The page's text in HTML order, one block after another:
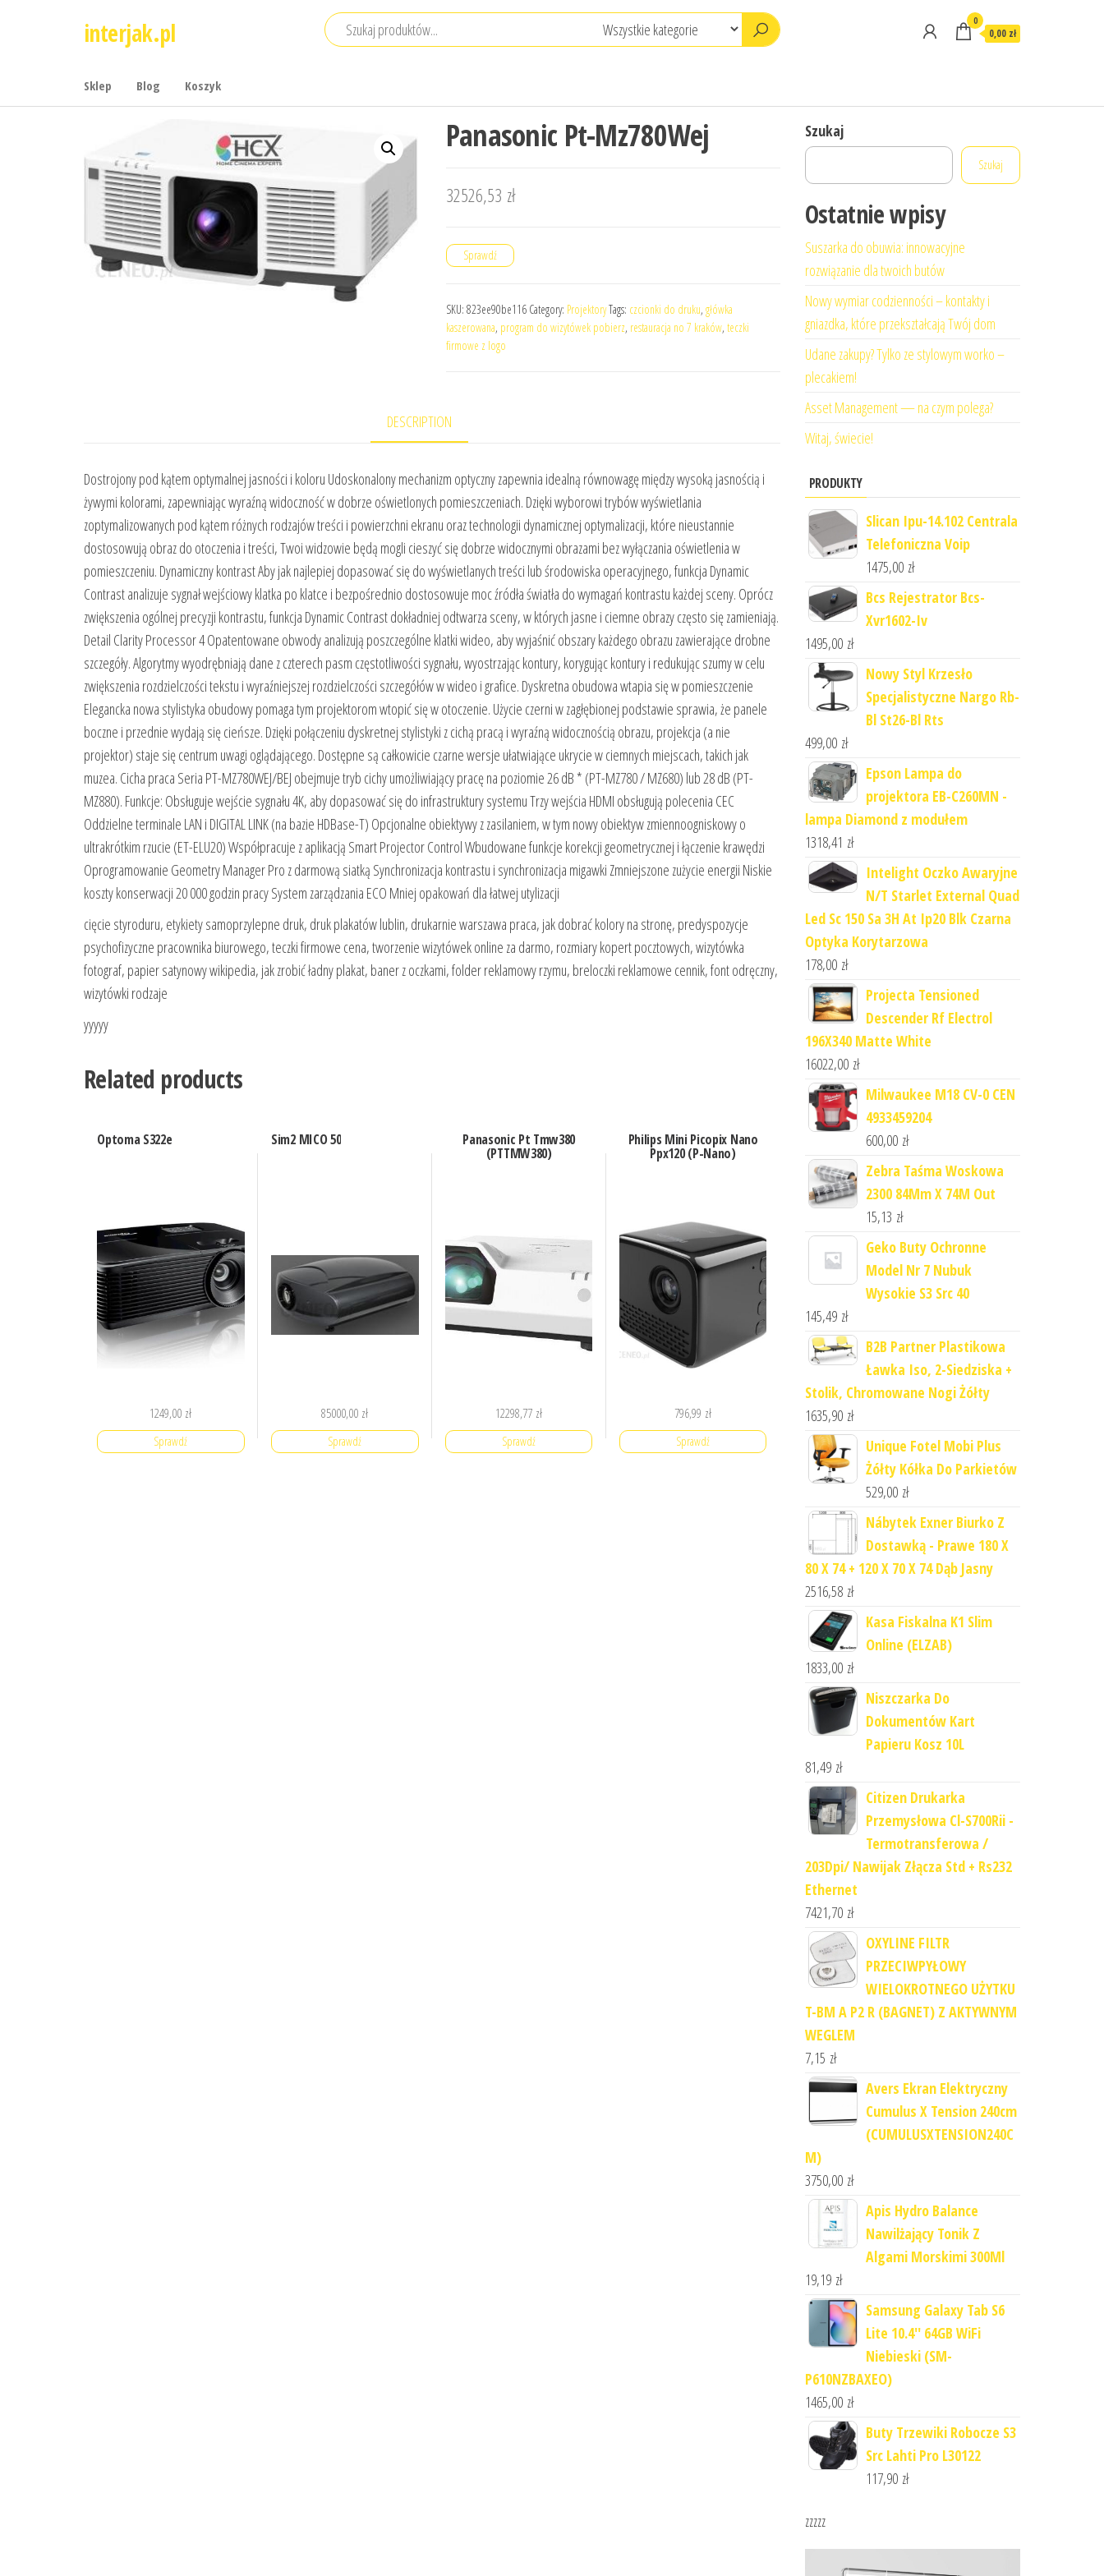
interjak.pl 0
0,00 zł
Sklep Blog Koszyk
Panasonic Pt-Mz780Wej
32526,53 zł
Sprawdź
SKU: 823ee90be116 Category: ProjektoryTags: czcionki do druku, główka
kaszerowana, program do wizytówek pobierz, restauracja no 7 kraków, teczki
firmowe z logo
DESCRIPTION
Dostrojony pod kątem optymalnej jasności i koloru Udoskonalony mechanizm optyczny zapewnia idealną równowagę między wysoką jasnością i
żywymi kolorami, zapewniając wyraźną widoczność w dobrze oświetlonych pomieszczeniach. Dzięki wyborowi trybów wyświetlania
zoptymalizowanych pod kątem różnych rodzajów treści i powierzchni ekranu oraz technologii dynamicznej optymalizacji, które nieustannie
dostosowują obraz do otoczenia i treści, Twoi widzowie będą mogli cieszyć się dobrze widocznymi obrazami bez wyłączania oświetlenia w
pomieszczeniu. Dynamiczny kontrast Aby jak najlepiej dopasować się do wyświetlanych treści lub środowiska operacyjnego, funkcja Dynamic
Contrast analizuje sygnał wejściowy klatka po klatce i bezpośrednio dostosowuje moc źródła światła do wymagań kontrastu każdej sceny. Oprócz
zwiększenia ogólnej precyzji kontrastu, funkcja Dynamic Contrast dokładniej odtwarza sceny, w których jasne i ciemne obrazy często się zamieniają.
Detail Clarity Processor 4 Opatentowane obwody analizują poszczególne klatki wideo, aby wyjaśnić obszary każdego obrazu zawierające drobne
szczegóły. Algorytmy wyodrębniają dane z czterech pasm częstotliwości sygnału, wyostrzając kontury, korygując kontury i redukując szumy w celu
zwiększenia rozdzielczości tekstu i wyraźniejszej rozdzielczości szczegółów w wideo i grafice. Dyskretna obudowa wtapia się w pomieszczenie
Elegancka nowa stylistyka obudowy pomaga tym projektorom wtopić się w otoczenie. Użycie czerni w zagłębionej podstawie sprawia, że panele
boczne i przednie wydają się cieńsze. Dzięki połączeniu dyskretnej stylistyki z cichą pracą i wyraźną widocznością obrazu, projekcja (a nie
projektor) staje się centrum uwagi oglądającego. Dostępne są całkowicie czarne wersje ułatwiające ukrycie w ciemnych miejscach, takich jak
muzea. Cicha praca Seria PT-MZ780WEJ/BEJ obejmuje tryb cichy umożliwiający pracę na poziomie 26 dB * (PT-MZ780 / MZ680) lub 28 dB (PT-
MZ880). Funkcje: Obsługuje wejście sygnału 4K, aby dopasować się do infrastruktury systemu Trzy wejścia HDMI obsługują polecenia CEC
Oddzielne terminale LAN i DIGITAL LINK (na bazie HDBase-T) Opcjonalne obiektywy z zasilaniem, w tym nowy obiektyw zmiennoogniskowy o
ultrakrótkim rzucie (ET-ELU20) Współpracuje z aplikacją Smart Projector Control Wbudowane funkcje korekcji geometrycznej i łączenie krawędzi
Oprogramowanie Geometry Manager Pro z darmową siatką Synchronizacja kontrastu i synchronizacja migawki Zmniejszone zużycie energii Niskie
koszty konserwacji 20 000 godzin pracy System zarządzania ECO Mniej opakowań dla łatwej utylizacji
cięcie styroduru, etykiety samoprzylepne druk, druk plakatów lublin, drukarnie warszawa praca, jak dobrać kolory na stronę, predyspozycje
psychofizyczne pracownika biurowego, teczki firmowe cena, tworzenie wizytówek online za darmo, rozmiary kopert pocztowych, wizytówka
fotograf, papier satynowy wikipedia, jak zrobić ładny plakat, baner z oczkami, folder reklamowy rzymu, breloczki reklamowe cennik, font odręczny,
wizytówki rodzaje
yyyyy
Related products
Optoma S322e
1249,00 zł
Sprawdź
Sim2 MICO 50
85000,00 zł
Sprawdź
Panasonic Pt Tmw380
(PTTMW380)
12298,77 zł
Sprawdź
Philips Mini Picopix Nano
Ppx120 (P-Nano)
796,99 zł
Sprawdź
Szukaj
Szukaj
Ostatnie wpisy
Suszarka do obuwia: innowacyjne
rozwiązanie dla twoich butów
Nowy wymiar codzienności – kontakty i
gniazdka, które przekształcają Twój dom
Udane zakupy? Tylko ze stylowym worko –
plecakiem!
Asset Management — na czym polega?
Witaj, świecie!
PRODUKTY
Slican Ipu-14.102 Centrala
Telefoniczna Voip
1475,00 zł
Bcs Rejestrator Bcs-
Xvr1602-Iv
1495,00 zł
Nowy Styl Krzesło
Specjalistyczne Nargo Rb-
Bl St26-Bl Rts
499,00 zł
Epson Lampa do
projektora EB-C260MN -
lampa Diamond z modułem
1318,41 zł
Intelight Oczko Awaryjne
N/T Starlet External Quad
Led Sc 150 Sa 3H At Ip20 Blk Czarna
Optyka Korytarzowa
178,00 zł
Projecta Tensioned
Descender Rf Electrol
196X340 Matte White
16022,00 zł
Milwaukee M18 CV-0 CEN
4933459204
600,00 zł
Zebra Taśma Woskowa
2300 84Mm X 74M Out
15,13 zł
Geko Buty Ochronne
Model Nr 7 Nubuk
Wysokie S3 Src 40
145,49 zł
B2B Partner Plastikowa
Ławka Iso, 2-Siedziska +
Stolik, Chromowane Nogi Żółty
1635,90 zł
Unique Fotel Mobi Plus
Żółty Kółka Do Parkietów
529,00 zł
Nábytek Exner Biurko Z
Dostawką - Prawe 180 X
80 X 74 + 120 X 70 X 74 Dąb Jasny
2516,58 zł
Kasa Fiskalna K1 Slim
Online (ELZAB)
1833,00 zł
Niszczarka Do
Dokumentów Kart
Papieru Kosz 10L
81,49 zł
Citizen Drukarka
Przemysłowa Cl-S700Rii -
Termotransferowa /
203Dpi/ Nawijak Złącza Std + Rs232
Ethernet
7421,70 zł
OXYLINE FILTR
PRZECIWPYŁOWY
WIELOKROTNEGO UŻYTKU
T-BM A P2 R (BAGNET) Z AKTYWNYM
WEGLEM
7,15 zł
Avers Ekran Elektryczny
Cumulus X Tension 240cm
(CUMULUSXTENSION240C
M)
3750,00 zł
Apis Hydro Balance
Nawilżający Tonik Z
Algami Morskimi 300Ml
19,19 zł
Samsung Galaxy Tab S6
Lite 10.4'' 64GB WiFi
Niebieski (SM-
P610NZBAXEO)
1465,00 zł
Buty Trzewiki Robocze S3
Src Lahti Pro L30122
117,90 zł
zzzzz